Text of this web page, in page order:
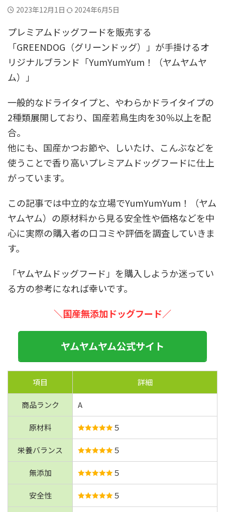
2023年12月1日 2024年6月5日
プレミアムドッグフードを販売する
「GREENDOG（グリーンドッグ）」が手掛けるオ
リジナルブランド「YumYumYum！（ヤムヤムヤ
ム）」
一般的なドライタイプと、やわらかドライタイプの
2種類展開しており、国産若鳥生肉を30％以上を配
合。
他にも、国産かつお節や、しいたけ、こんぶなどを
使うことで香り高いプレミアムドッグフードに仕上
がっています。
この記事では中立的な立場でYumYumYum！（ヤム
ヤムヤム）の原材料から見る安全性や価格などを中
心に実際の購入者の口コミや評価を調査していきま
す。
「ヤムヤムドッグフード」を購入しようか迷ってい
る方の参考になれば幸いです。
＼国産無添加ドッグフード／
ヤムヤムヤム公式サイト
項目 詳細
商品ランク A
原材料 ５
栄養バランス ５
無添加 ５
安全性 ５